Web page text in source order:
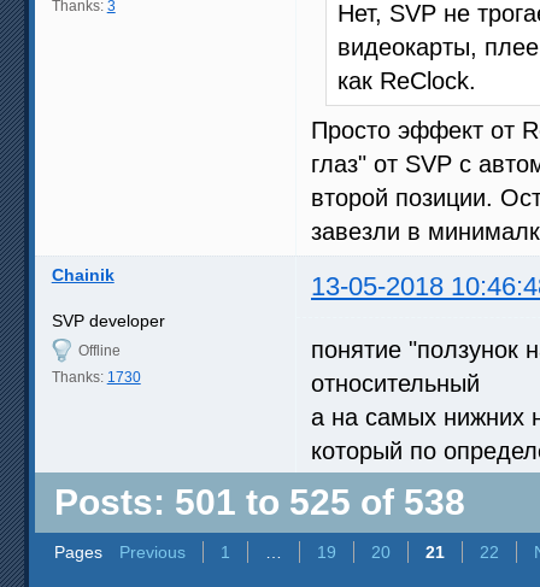
Thanks: 3
Нет, SVP не
видеокарты,
как ReClock.
Просто эффект от
глаз" от SVP с
второй позиции.
завезли в
Chainik 13-05-2018
SVP developer
Offline
Thanks: 1730
понятие "ползунок
относительный
а на самых нижних
который по
Posts: 501 to 525 of 538
Pages Previous 1 19 20 21 22